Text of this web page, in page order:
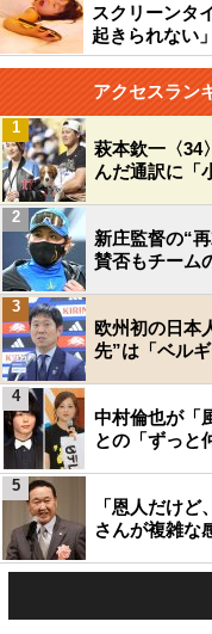
スクリーンタ
起きられない
アクセスラン
萩本欽一〈34
んだ通訳に「
1
新庄監督の“
賛否もチーム
2
欧州初の日本
先”は「ベル
3
中村倫也が「
との「ずっと
4
「恩人だけ
さんが複雑な
5